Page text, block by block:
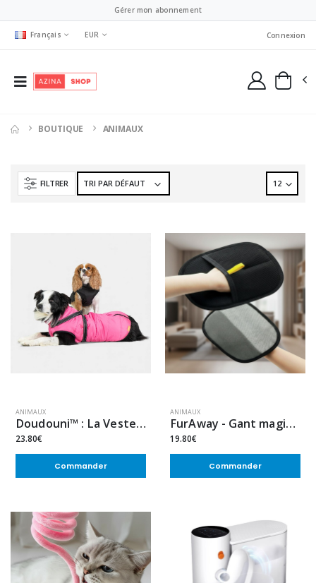
Gérer mon abonnement
Français EUR Connexion
BOUTIQUE ANIMAUX
FILTRER
ANIMAUX
Doudouni™ : La Veste d’Hiver 3-en-1 (anti-froid, anti-vent, anti-pluie)
23.80€
Commander
ANIMAUX
FurAway - Gant magique anti-poils
19.80€
Commander